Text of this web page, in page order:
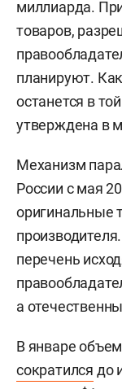
миллиарда.
товаров,
планируют.
останется в
утверждена в
Механизм
России с мая
оригинальные
перечень
а
В январе
сократился до